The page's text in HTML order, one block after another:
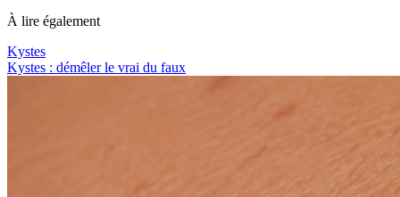
À lire également
Kystes
Kystes : démêler le vrai du faux